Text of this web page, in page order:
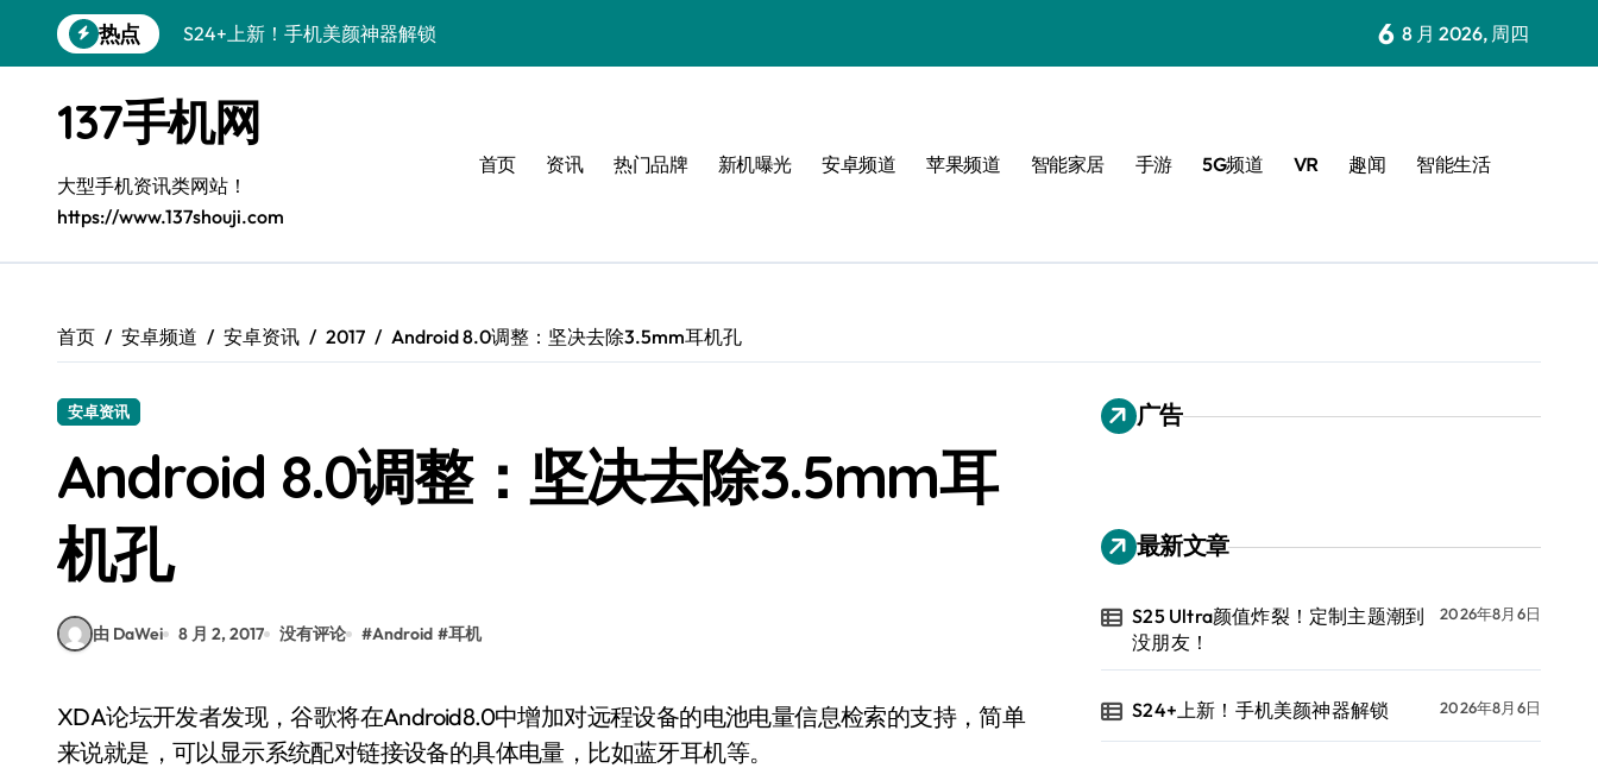
到
热点
S24+上新！手机美颜神器解锁
A56 5G登场，刷新三星时尚新高度！
三星S26上新！3招秒变手机个性美学
S25美学攻略：解锁三星个性炫彩新姿势
C55 5G潮玩秘籍：定制时尚新态度
Galaxy Z Flip6：折叠间，尽显潮流魔力！
S25 Ultra颜值炸裂！定制主题潮到没朋友！
6 8 月 2026, 周四
137手机网
大型手机资讯类网站！
https://www.137shouji.com
首页 资讯 热门品牌 新机曝光 安卓频道 苹果频道 智能家居 手游 5G频道 VR 趣闻 智能生活
首页 安卓频道 安卓资讯 2017 Android 8.0调整：坚决去除3.5mm耳机孔
安卓资讯
Android 8.0调整：坚决去除3.5mm耳
机孔
由 DaWei 8 月 2, 2017 没有评论 #Android #耳机
XDA论坛开发者发现，谷歌将在Android8.0中增加对远程设备的电池电量信息检索的支持，简单
来说就是，可以显示系统配对链接设备的具体电量，比如蓝牙耳机等。
广告
最新文章
S25 Ultra颜值炸裂！定制主题潮到
没朋友！
2026年8月6日
S24+上新！手机美颜神器解锁 2026年8月6日